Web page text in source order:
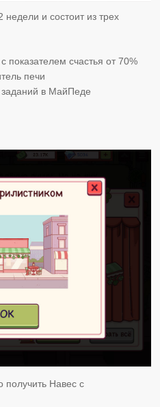
недели и состоит из трех
показателем счастья от 70%
печи
в МайПеде
получить Навес с